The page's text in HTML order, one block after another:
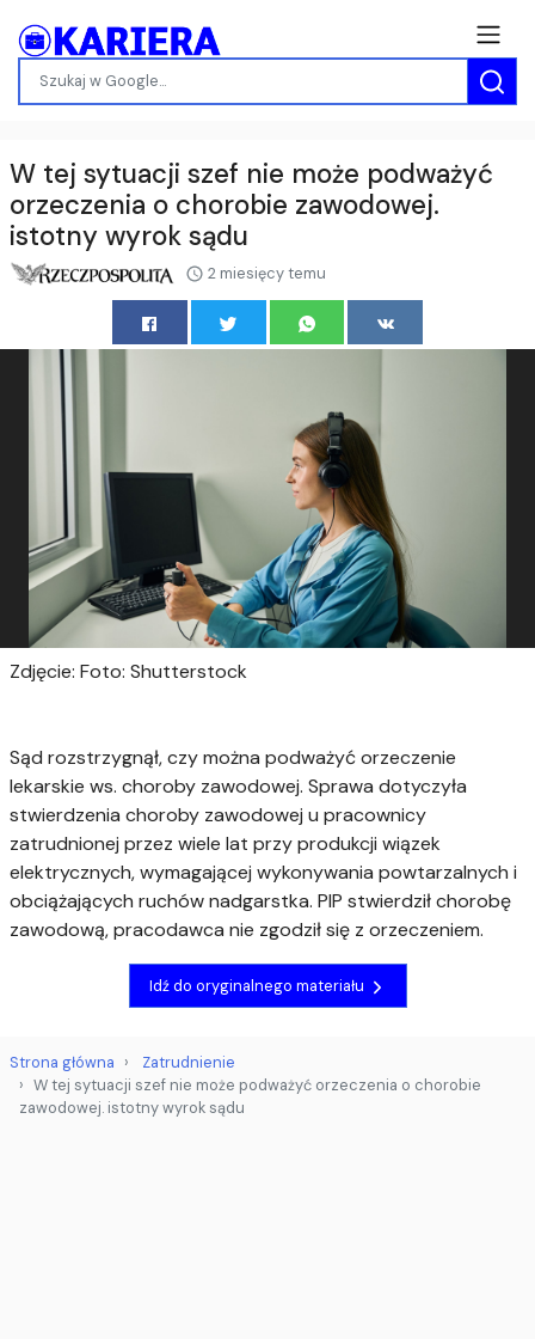
W tej sytuacji szef nie może podważyć
orzeczenia o chorobie zawodowej.
istotny wyrok sądu
2 miesięcy temu
Zdjęcie: Foto: Shutterstock
Sąd rozstrzygnął, czy można podważyć orzeczenie
lekarskie ws. choroby zawodowej. Sprawa dotyczyła
stwierdzenia choroby zawodowej u pracownicy
zatrudnionej przez wiele lat przy produkcji wiązek
elektrycznych, wymagającej wykonywania powtarzalnych i
obciążających ruchów nadgarstka. PIP stwierdził chorobę
zawodową, pracodawca nie zgodził się z orzeczeniem.
Idź do oryginalnego materiału
Strona główna
Zatrudnienie
W tej sytuacji szef nie może podważyć orzeczenia o chorobie
zawodowej. istotny wyrok sądu